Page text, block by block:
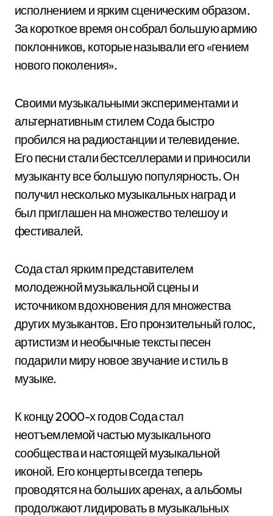
исполнением и ярким сценическим образом.
За короткое время он собрал большую армию
поклонников, которые называли его «гением
нового поколения».
Своими музыкальными экспериментами и
альтернативным стилем Сода быстро
пробился на радиостанции и телевидение.
Его песни стали бестселлерами и приносили
музыканту все большую популярность. Он
получил несколько музыкальных наград и
был приглашен на множество телешоу и
фестивалей.
Сода стал ярким представителем
молодежной музыкальной сцены и
источником вдохновения для множества
других музыкантов. Его пронзительный голос,
артистизм и необычные тексты песен
подарили миру новое звучание и стиль в
музыке.
К концу 2000-х годов Сода стал
неотъемлемой частью музыкального
сообщества и настоящей музыкальной
иконой. Его концерты всегда теперь
проводятся на больших аренах, а альбомы
продолжают лидировать в музыкальных